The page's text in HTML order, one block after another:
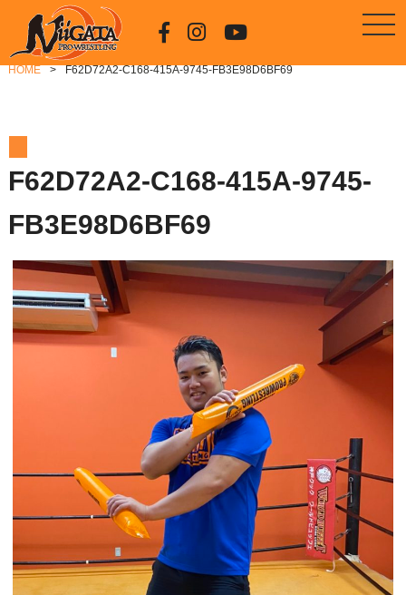
HOME F62D72A2-C168-415A-9745-FB3E98D6BF69
F62D72A2-C168-415A-9745-
FB3E98D6BF69